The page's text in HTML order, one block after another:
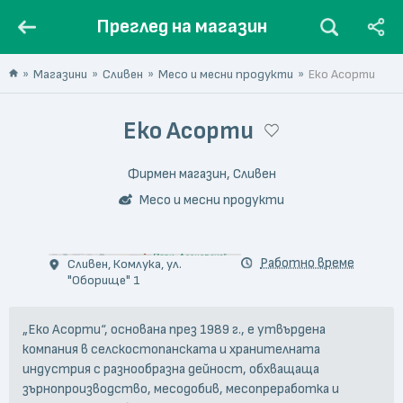
Преглед на магазин
Магазини Сливен Месо и месни продукти Еко Асорти
Еко Асорти
Фирмен магазин, Сливен
Месо и месни продукти
Сливен, Комлука, ул.
"Оборище" 1
Работно време
„Еко Асорти“, основана през 1989 г., е утвърдена
компания в селскостопанската и хранителната
индустрия с разнообразна дейност, обхващаща
зърнопроизводство, месодобив, месопреработка и